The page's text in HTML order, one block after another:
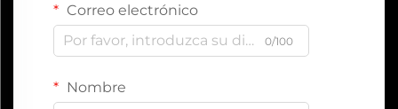
Correo electrónico
0/100
Nombre